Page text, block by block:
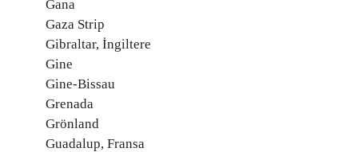
Gana
Gaza Strip
Gibraltar, İngiltere
Gine
Gine-Bissau
Grenada
Grönland
Guadalup, Fransa